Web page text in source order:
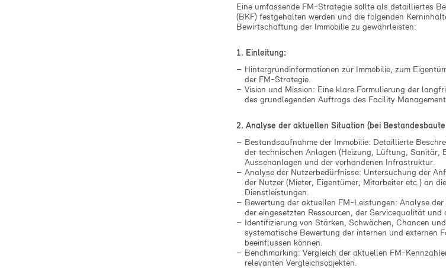
Eine umfassende FM-Strategie sollte als detailliertes
(BKF) festgehalten werden und die folgenden
Bewirtschaftung der Immobilie zu gewährleisten:
1. Einleitung:
Hintergrundinformationen zur Immobilie, zum
der FM-Strategie.
Vision und Mission: Eine klare Formulierung der
des grundlegenden Auftrags des Facility
2. Analyse der aktuellen Situation (bei
Bestandsaufnahme der Immobilie: Detaillierte
der technischen Anlagen (Heizung, Lüftung, Sanitär,
Aussenanlagen und der vorhandenen Infrastruktur.
Analyse der Nutzerbedürfnisse: Untersuchung der
der Nutzer (Mieter, Eigentümer, Mitarbeiter etc.) an
Dienstleistungen.
Bewertung der aktuellen FM-Leistungen: Analyse der
der eingesetzten Ressourcen, der Servicequalität und
Identifizierung von Stärken, Schwächen, Chancen
systematische Bewertung der internen und externen
beeinflussen können.
Benchmarking: Vergleich der aktuellen FM-
relevanten Vergleichsobjekten.